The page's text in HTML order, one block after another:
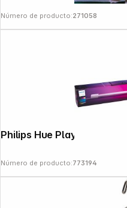
Número de producto:271058
Número de producto:773194